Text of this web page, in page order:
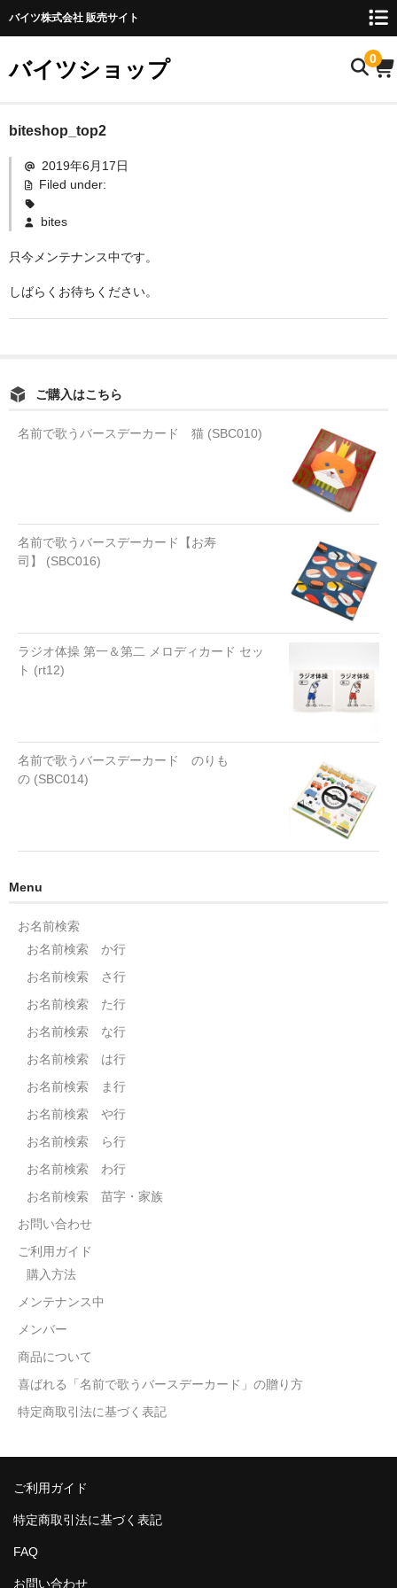
バイツ株式会社 販売サイト
バイツショップ 0
ホーム
商品について
お名前検索
お問い合わせ
biteshop_top2
2019年6月17日
Filed under:
bites
只今メンテナンス中です。
しばらくお待ちください。
ご購入はこちら
名前で歌うバースデーカード 猫 (SBC010)
名前で歌うバースデーカード【お寿
司】 (SBC016)
ラジオ体操 第一＆第二 メロディカード セッ
ト (rt12)
名前で歌うバースデーカード のりも
の (SBC014)
Menu
お名前検索
お名前検索 か行
お名前検索 さ行
お名前検索 た行
お名前検索 な行
お名前検索 は行
お名前検索 ま行
お名前検索 や行
お名前検索 ら行
お名前検索 わ行
お名前検索 苗字・家族
お問い合わせ
ご利用ガイド
購入方法
メンテナンス中
メンバー
商品について
喜ばれる「名前で歌うバースデーカード」の贈り方
特定商取引法に基づく表記
ご利用ガイド
特定商取引法に基づく表記
FAQ
お問い合わせ